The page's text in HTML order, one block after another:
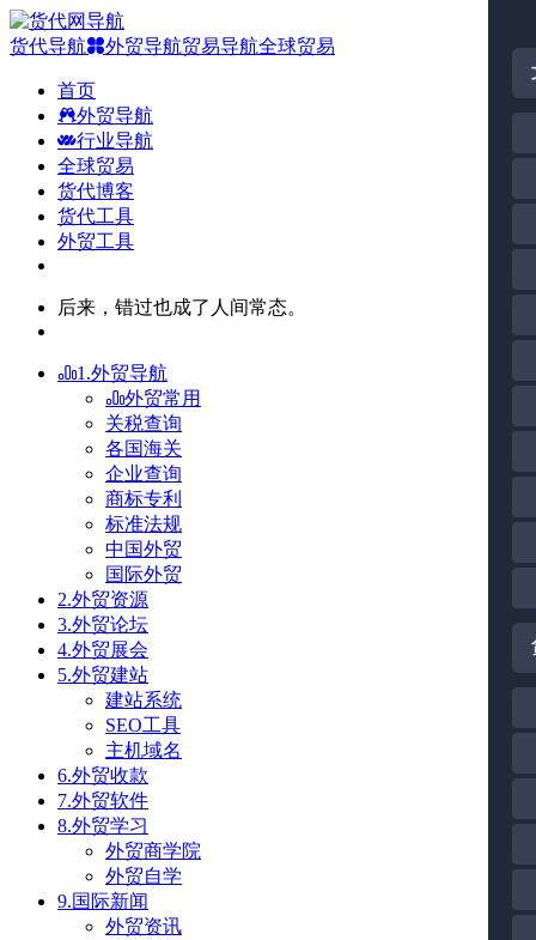
货代导航 外贸导航贸易导航全球贸易
首页
外贸导航
行业导航
全球贸易
货代博客
货代工具
外贸工具
后来，错过也成了人间常态。
1.外贸导航
外贸常用
关税查询
各国海关
企业查询
商标专利
标准法规
中国外贸
国际外贸
2.外贸资源
3.外贸论坛
4.外贸展会
5.外贸建站
建站系统
SEO工具
主机域名
6.外贸收款
7.外贸软件
8.外贸学习
外贸商学院
外贸自学
9.国际新闻
外贸资讯